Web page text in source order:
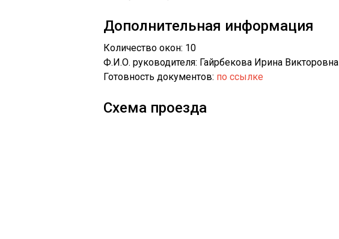
Дополнительная информация
Количество окон: 10
Ф.И.О. руководителя: Гайрбекова Ирина Викторовна
Готовность документов: по ссылке
Схема проезда